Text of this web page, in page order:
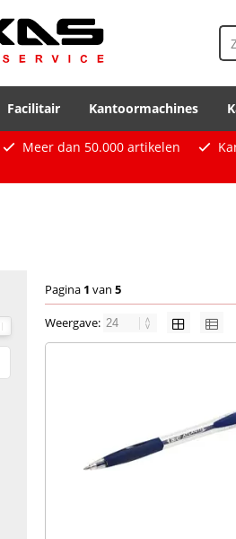
Facilitair Kantoormachines
Meer dan 50.000 artikelen
Pagina 1 van 5
Weergave: